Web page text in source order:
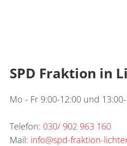
SPD Fraktion in
Mo - Fr 9:00-12:00 und
Telefon: 030/ 902 963 160
Mail: info@spd-fraktion-